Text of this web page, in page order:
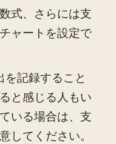
式、さらには支
ャートを設定で
を記録すること
と感じる人もい
いる場合は、支
してください。